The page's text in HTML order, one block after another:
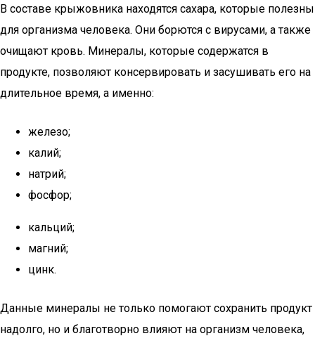
В составе крыжовника находятся сахара, которые полезны
для организма человека. Они борются с вирусами, а также
очищают кровь. Минералы, которые содержатся в
продукте, позволяют консервировать и засушивать его на
длительное время, а именно:
железо;
калий;
натрий;
фосфор;
кальций;
магний;
цинк.
Данные минералы не только помогают сохранить продукт
надолго, но и благотворно влияют на организм человека,